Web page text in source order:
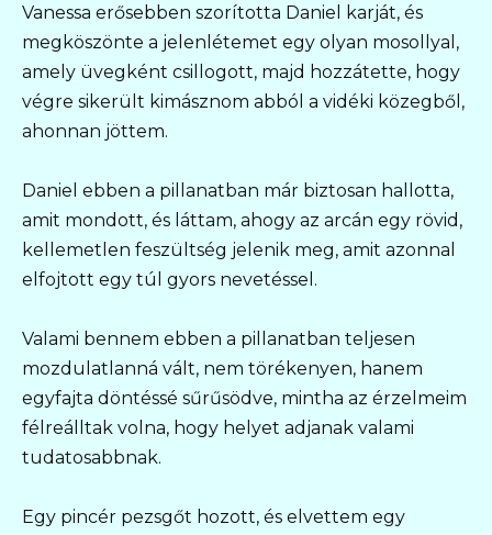
Vanessa erősebben szorította Daniel karját, és
megköszönte a jelenlétemet egy olyan mosollyal,
amely üvegként csillogott, majd hozzátette, hogy
végre sikerült kimásznom abból a vidéki közegből,
ahonnan jöttem.
Daniel ebben a pillanatban már biztosan hallotta,
amit mondott, és láttam, ahogy az arcán egy rövid,
kellemetlen feszültség jelenik meg, amit azonnal
elfojtott egy túl gyors nevetéssel.
Valami bennem ebben a pillanatban teljesen
mozdulatlanná vált, nem törékenyen, hanem
egyfajta döntéssé sűrűsödve, mintha az érzelmeim
félreálltak volna, hogy helyet adjanak valami
tudatosabbnak.
Egy pincér pezsgőt hozott, és elvettem egy